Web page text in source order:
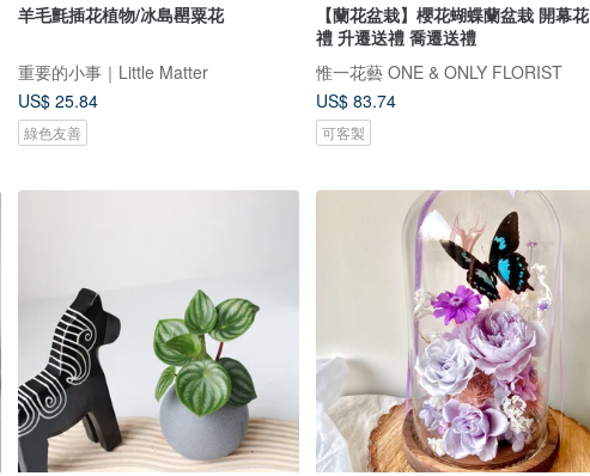
羊毛氈插花植物/冰島罌粟花
重要的小事｜Little Matter
US$ 25.84
綠色友善
【蘭花盆栽】櫻花蝴蝶蘭盆栽 開幕花
禮 升遷送禮 喬遷送禮
惟一花藝 ONE & ONLY FLORIST
US$ 83.74
可客製